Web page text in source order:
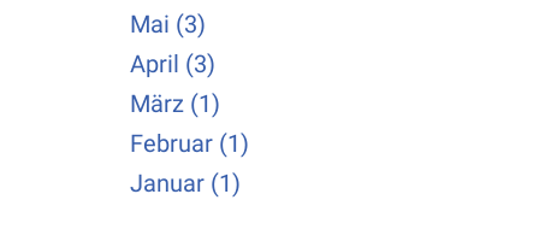
Mai (3)
April (3)
März (1)
Februar (1)
Januar (1)